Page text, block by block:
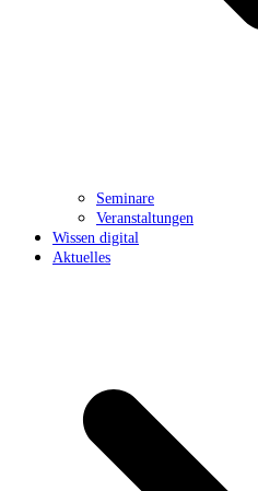
Seminare
Veranstaltungen
Wissen digital
Aktuelles